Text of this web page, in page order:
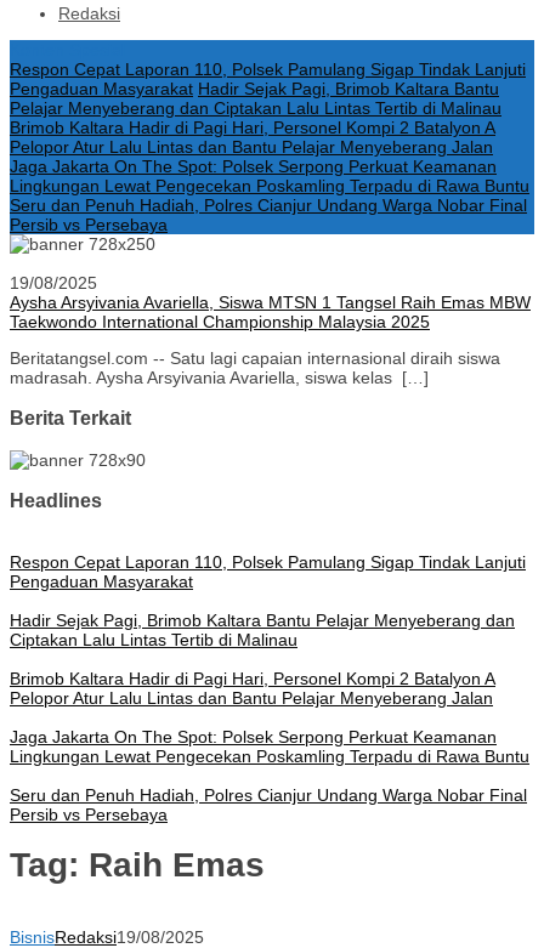
Redaksi
Respon Cepat Laporan 110, Polsek Pamulang Sigap Tindak Lanjuti
Pengaduan Masyarakat Hadir Sejak Pagi, Brimob Kaltara Bantu
Pelajar Menyeberang dan Ciptakan Lalu Lintas Tertib di Malinau
Brimob Kaltara Hadir di Pagi Hari, Personel Kompi 2 Batalyon A
Pelopor Atur Lalu Lintas dan Bantu Pelajar Menyeberang Jalan
Jaga Jakarta On The Spot: Polsek Serpong Perkuat Keamanan
Lingkungan Lewat Pengecekan Poskamling Terpadu di Rawa Buntu
Seru dan Penuh Hadiah, Polres Cianjur Undang Warga Nobar Final
Persib vs Persebaya
19/08/2025
Aysha Arsyivania Avariella, Siswa MTSN 1 Tangsel Raih Emas MBW
Taekwondo International Championship Malaysia 2025
Beritatangsel.com -- Satu lagi capaian internasional diraih siswa
madrasah. Aysha Arsyivania Avariella, siswa kelas […]
Berita Terkait
Headlines
Respon Cepat Laporan 110, Polsek Pamulang Sigap Tindak Lanjuti
Pengaduan Masyarakat
Hadir Sejak Pagi, Brimob Kaltara Bantu Pelajar Menyeberang dan
Ciptakan Lalu Lintas Tertib di Malinau
Brimob Kaltara Hadir di Pagi Hari, Personel Kompi 2 Batalyon A
Pelopor Atur Lalu Lintas dan Bantu Pelajar Menyeberang Jalan
Jaga Jakarta On The Spot: Polsek Serpong Perkuat Keamanan
Lingkungan Lewat Pengecekan Poskamling Terpadu di Rawa Buntu
Seru dan Penuh Hadiah, Polres Cianjur Undang Warga Nobar Final
Persib vs Persebaya
Tag: Raih Emas
BisnisRedaksi19/08/2025